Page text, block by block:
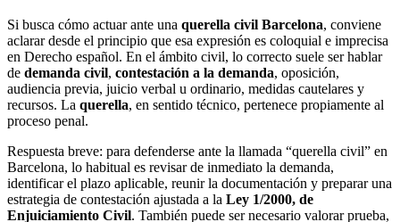
Si busca cómo actuar ante una querella civil Barcelona, conviene
aclarar desde el principio que esa expresión es coloquial e imprecisa
en Derecho español. En el ámbito civil, lo correcto suele ser hablar
de demanda civil, contestación a la demanda, oposición,
audiencia previa, juicio verbal u ordinario, medidas cautelares y
recursos. La querella, en sentido técnico, pertenece propiamente al
proceso penal.
Respuesta breve: para defenderse ante la llamada “querella civil” en
Barcelona, lo habitual es revisar de inmediato la demanda,
identificar el plazo aplicable, reunir la documentación y preparar una
estrategia de contestación ajustada a la Ley 1/2000, de
Enjuiciamiento Civil. También puede ser necesario valorar prueba,